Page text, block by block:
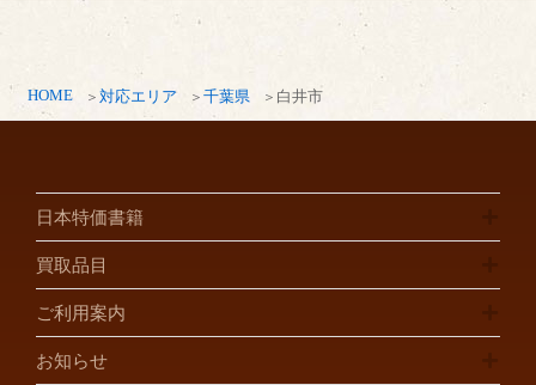
HOME 対応エリア 千葉県 白井市
日本特価書籍
買取品目
ご利用案内
お知らせ